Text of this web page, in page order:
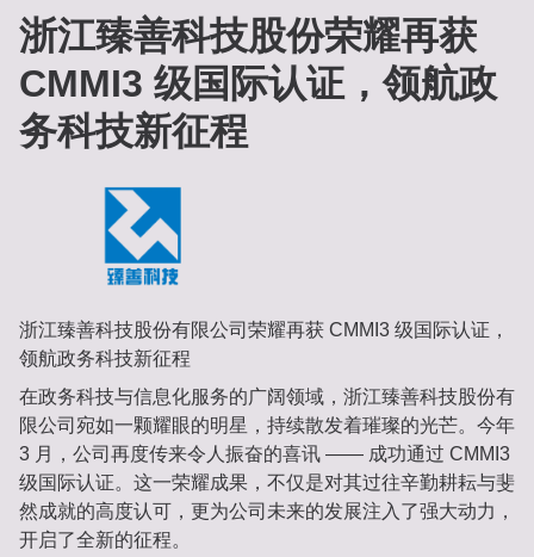
浙江臻善科技股份荣耀再获
CMMI3 级国际认证，领航政
务科技新征程
浙江臻善科技股份有限公司荣耀再获 CMMI3 级国际认证，
领航政务科技新征程
在政务科技与信息化服务的广阔领域，浙江臻善科技股份有
限公司宛如一颗耀眼的明星，持续散发着璀璨的光芒。今年
3 月，公司再度传来令人振奋的喜讯 —— 成功通过 CMMI3
级国际认证。这一荣耀成果，不仅是对其过往辛勤耕耘与斐
然成就的高度认可，更为公司未来的发展注入了强大动力，
开启了全新的征程。